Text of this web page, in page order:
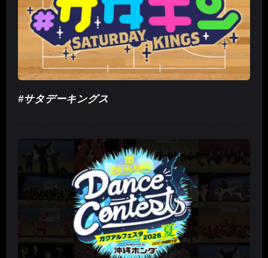
#サタデーキングス